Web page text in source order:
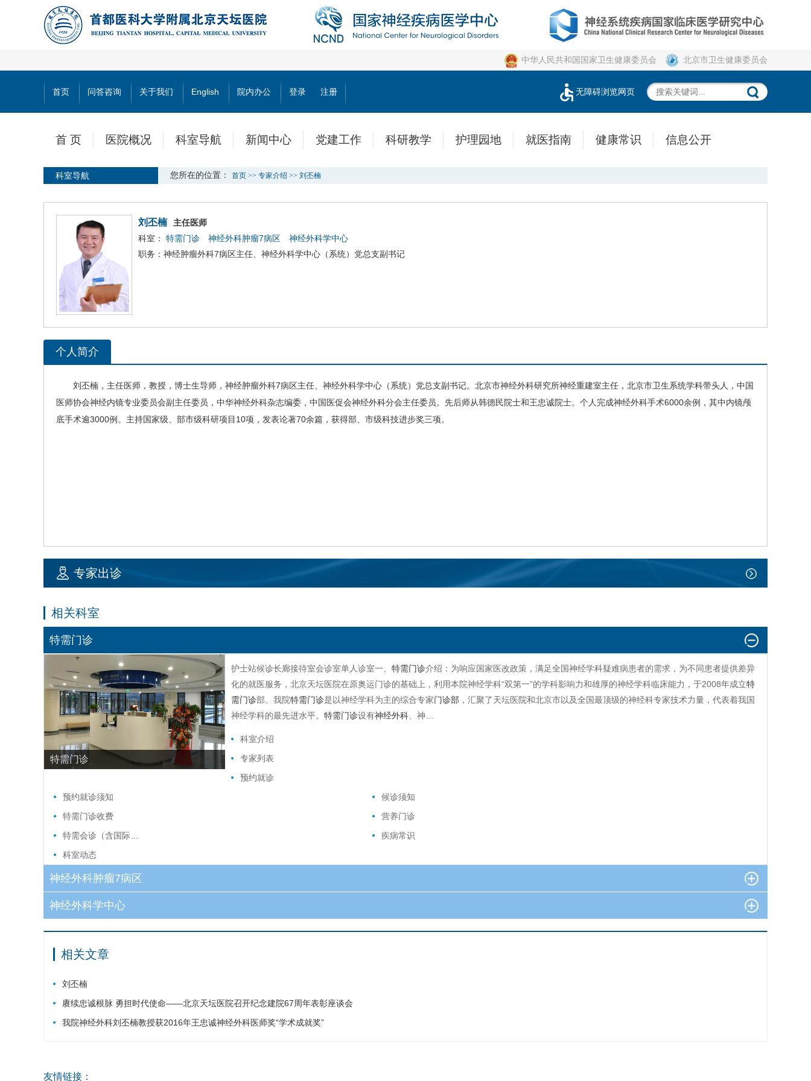
中华人民共和国国家卫生健康委员会 北京市卫生健康委员会
首页 问答咨询 关于我们 English 院内办公 登录 注册 无障碍浏览网页
首 页 医院概况 科室导航 新闻中心 党建工作 科研教学 护理园地 就医指南 健康常识 信息公开
您所在的位置： 首页 >> 专家介绍 >> 刘丕楠
科室导航
刘丕楠
主任医师
科室： 特需门诊 神经外科肿瘤7病区
神经外科学中心
职务：神经肿瘤外科7病区主任、神经外科学中心（系统）党总支副书记
个人简介
刘丕楠 ，主任医师，教授，博士生导师，神经肿瘤外科7病区主任、 神经外科学中心（系统）党总支副书记。北京市神经外科研究所神经重建室主任，北京市卫生系统学科带头人，中国
医师协会神经内镜专业委员会副主任委员，中华神经外科杂志编委，中国医促会神经外科分会主任委员。先后师从韩德民院士和王忠诚院士。个人完成神经外科手术6000余例，其中内镜颅
底手术逾3000例。主持国家级、部市级科研项目10项，发表论著70余篇，获得部、市级科技进步奖三项。
专家出诊
相关科室
特需门诊
特需门诊
护士站候诊长廊接待室会诊室单人诊室一、 特需门诊介绍：为响应国家医改政策，满足全国神经学科疑难病患者的需求，为不同患者提供差异
化的就医服务，北京天坛医院在原奥运门诊的基础上，利用本院神经学科“双第一”的学科影响力和雄厚的神经学科临床能力，于2008年成立特
需门诊部。我院特需门诊是以神经学科为主的综合专家门诊部 ，汇聚了天坛医院和北京市以及全国最顶级的神经科专家技术力量，代表着我国
神经学科的最先进水平。 特需门诊设有神经外科 、神…
科室介绍
专家列表
预约就诊
预约就诊须知
候诊须知
特需门诊收费
营养门诊
特需会诊（含国际…
疾病常识
科室动态
神经外科肿瘤7病区
神经外科学中心
相关文章
刘丕楠
赓续忠诚根脉 勇担时代使命——北京天坛医院召开纪念建院67周年表彰座谈会
我院神经外科刘丕楠教授获2016年王忠诚神经外科医师奖“学术成就奖”
友情链接：